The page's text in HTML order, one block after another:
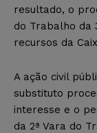
resultado, o
do Trabalho da
recursos da
A ação civil
substituto
interesse e o
da 2ª Vara do